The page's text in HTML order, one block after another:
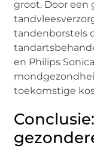
groot. Door een
tandenborstels
en Philips
toekomstige